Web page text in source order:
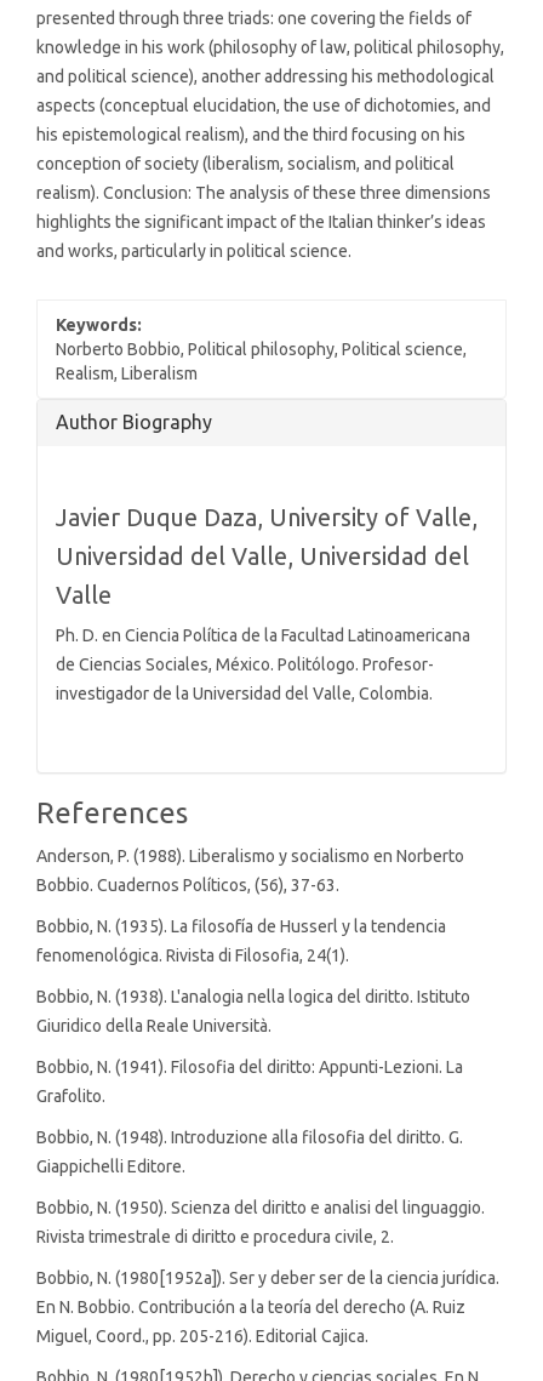
presented through three triads: one covering the fields of
knowledge in his work (philosophy of law, political philosophy,
and political science), another addressing his methodological
aspects (conceptual elucidation, the use of dichotomies, and
his epistemological realism), and the third focusing on his
conception of society (liberalism, socialism, and political
realism). Conclusion: The analysis of these three dimensions
highlights the significant impact of the Italian thinker’s ideas
and works, particularly in political science.
Keywords:
Norberto Bobbio, Political philosophy, Political science,
Realism, Liberalism
Article
Author Biography
Javier Duque Daza, University of Valle,
Universidad del Valle, Universidad del
Valle
Ph. D. en Ciencia Política de la Facultad Latinoamericana
de Ciencias Sociales, México. Politólogo. Profesor-
investigador de la Universidad del Valle, Colombia.
References
Anderson, P. (1988). Liberalismo y socialismo en Norberto
Bobbio. Cuadernos Políticos, (56), 37-63.
Bobbio, N. (1935). La filosofía de Husserl y la tendencia
fenomenológica. Rivista di Filosofia, 24(1).
Bobbio, N. (1938). L'analogia nella logica del diritto. Istituto
Giuridico della Reale Università.
Bobbio, N. (1941). Filosofia del diritto: Appunti-Lezioni. La
Grafolito.
Bobbio, N. (1948). Introduzione alla filosofia del diritto. G.
Giappichelli Editore.
Bobbio, N. (1950). Scienza del diritto e analisi del linguaggio.
Rivista trimestrale di diritto e procedura civile, 2.
Bobbio, N. (1980[1952a]). Ser y deber ser de la ciencia jurídica.
En N. Bobbio. Contribución a la teoría del derecho (A. Ruiz
Miguel, Coord., pp. 205-216). Editorial Cajica.
Bobbio, N. (1980[1952b]). Derecho y ciencias sociales. En N.